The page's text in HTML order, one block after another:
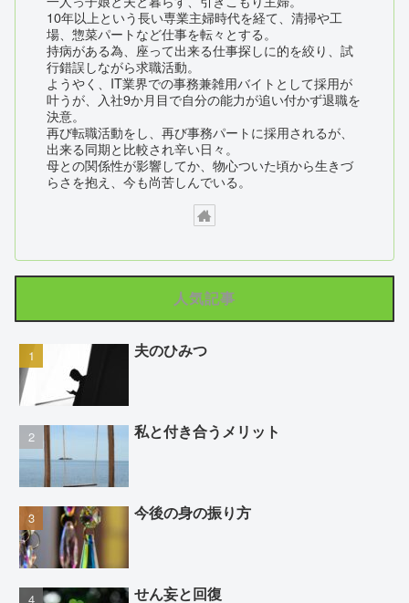
10年以上という長い専業主婦時代を経て、清掃や工
場、惣菜パートなど仕事を転々とする。
持病がある為、座って出来る仕事探しに的を絞り、試
行錯誤しながら求職活動。
ようやく、IT業界での事務兼雑用バイトとして採用が
叶うが、入社9か月目で自分の能力が追い付かず退職を
決意。
再び転職活動をし、再び事務パートに採用されるが、
出来る同期と比較され辛い日々。
母との関係性が影響してか、物心ついた頃から生きづ
らさを抱え、今も尚苦しんでいる。
人気記事
夫のひみつ
私と付き合うメリット
今後の身の振り方
せん妄と回復